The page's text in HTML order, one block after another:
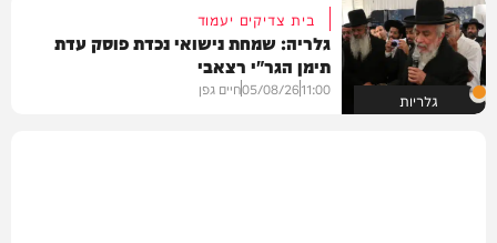
גלריות
בית צדיקים יעמוד
גלריה: שמחת נישואי נכדת פוסק עדת
תימן הגר"י רצאבי
11:00
05/08/26חיים גפן